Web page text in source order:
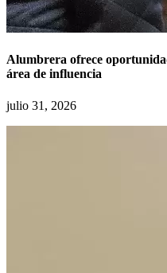
Alumbrera ofrece
área de influencia
julio 31, 2026